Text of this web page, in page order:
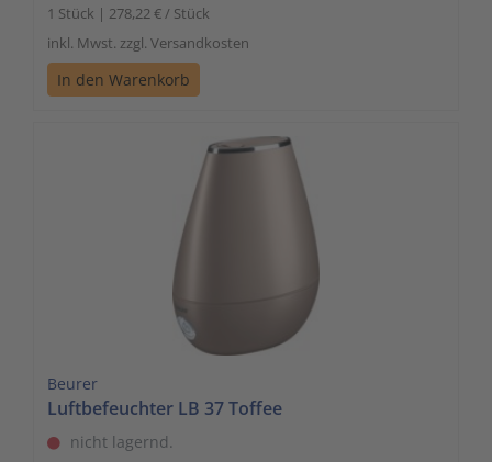
1 Stück | 278,22 € / Stück
inkl. Mwst. zzgl. Versandkosten
In den Warenkorb
Beurer
Luftbefeuchter LB 37 Toffee
nicht lagernd.